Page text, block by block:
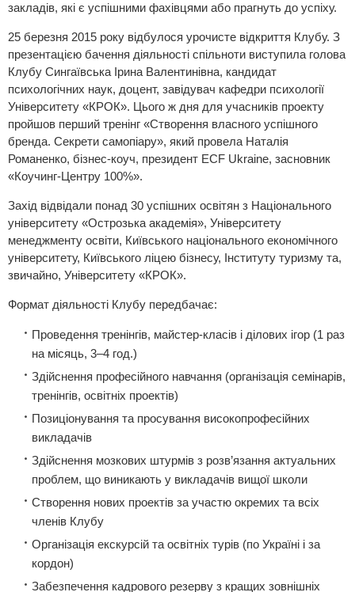
закладів, які є успішними фахівцями або прагнуть до успіху.
25 березня 2015 року відбулося урочисте відкриття Клубу. З
презентацією бачення діяльності спільноти виступила голова
Клубу Сингаївська Ірина Валентинівна, кандидат
психологічних наук, доцент, завідувач кафедри психології
Університету «КРОК». Цього ж дня для учасників проекту
пройшов перший тренінг «Створення власного успішного
бренда. Секрети самопіару», який провела Наталія
Романенко, бізнес-коуч, президент ЕСF Ukraine, засновник
«Коучинг-Центру 100%».
Захід відвідали понад 30 успішних освітян з Національного
університету «Острозька академія», Університету
менеджменту освіти, Київського національного економічного
університету, Київського ліцею бізнесу, Інституту туризму та,
звичайно, Університету «КРОК».
Формат діяльності Клубу передбачає:
Проведення тренінгів, майстер-класів і ділових ігор (1 раз
на місяць, 3–4 год.)
Здійснення професійного навчання (організація семінарів,
тренінгів, освітніх проектів)
Позиціонування та просування високопрофесійних
викладачів
Здійснення мозкових штурмів з розв’язання актуальних
проблем, що виникають у викладачів вищої школи
Створення нових проектів за участю окремих та всіх
членів Клубу
Організація екскурсiй та освiтнiх турів (по Україні і за
кордон)
Забезпечення кадрового резерву з кращих зовнішніх